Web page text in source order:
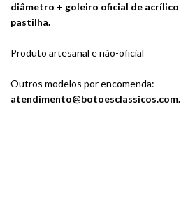
diâmetro + goleiro oficial de acrílico
pastilha.
Produto artesanal e não-oficial
Outros modelos por encomenda: